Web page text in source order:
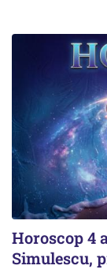
Horoscop 4
Simulescu,